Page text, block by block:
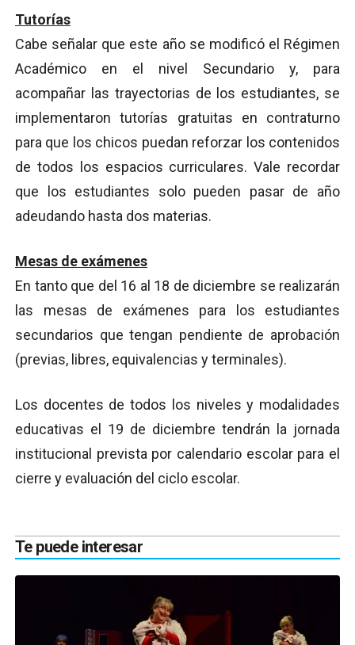
Tutorías
Cabe señalar que este año se modificó el Régimen
Académico en el nivel Secundario y, para
acompañar las trayectorias de los estudiantes, se
implementaron tutorías gratuitas en contraturno
para que los chicos puedan reforzar los contenidos
de todos los espacios curriculares. Vale recordar
que los estudiantes solo pueden pasar de año
adeudando hasta dos materias.
Mesas de exámenes
En tanto que del 16 al 18 de diciembre se realizarán
las mesas de exámenes para los estudiantes
secundarios que tengan pendiente de aprobación
(previas, libres, equivalencias y terminales).
Los docentes de todos los niveles y modalidades
educativas el 19 de diciembre tendrán la jornada
institucional prevista por calendario escolar para el
cierre y evaluación del ciclo escolar.
Te puede interesar